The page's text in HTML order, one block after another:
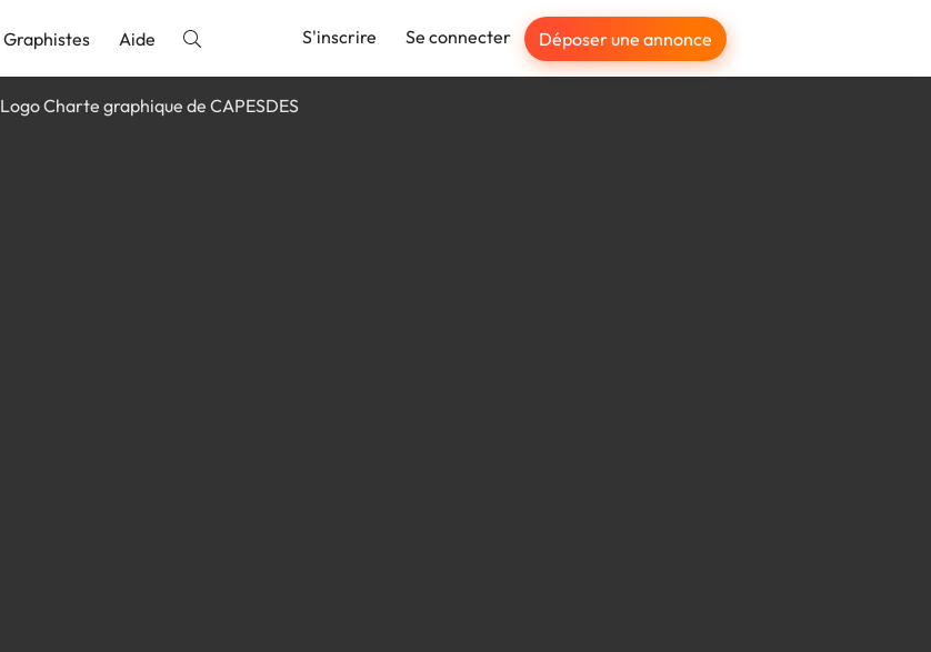
Graphistes Aide S'inscrire Se connecter Déposer une annonce
Logo Charte graphique de CAPESDES